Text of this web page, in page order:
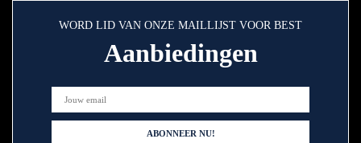
WORD LID VAN ONZE MAILLIJST VOOR BEST
Aanbiedingen